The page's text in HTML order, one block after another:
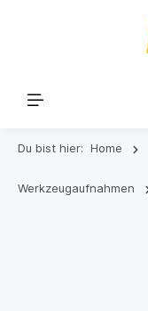
Du bist hier: Home
Werkzeugaufnahmen